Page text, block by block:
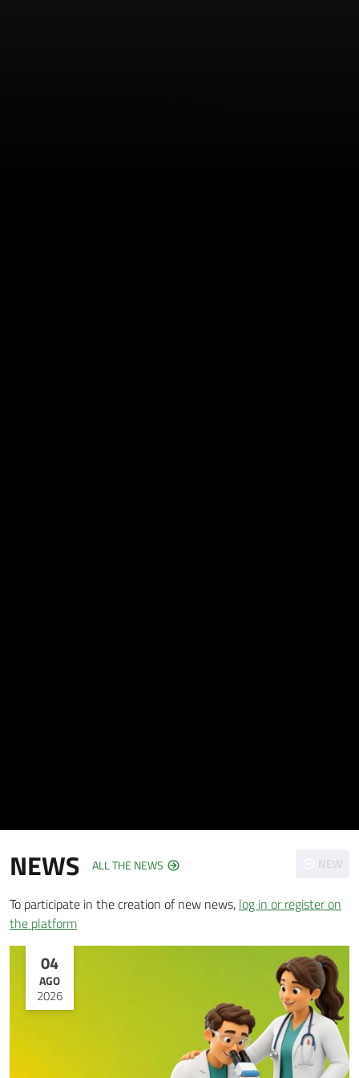
NEWS ALL THE NEWS NEW
To participate in the creation of new news, log in or register on
the platform
04
AGO
2026